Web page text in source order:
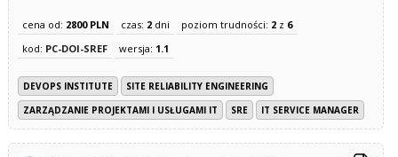
cena od: 2800 PLN czas: 2dni poziom trudności: 2z 6
kod: PC-DOI-SREF wersja: 1.1
DEVOPS INSTITUTE
SITE RELIABILITY ENGINEERING
ZARZĄDZANIE PROJEKTAMI I USŁUGAMI IT
SRE IT SERVICE MANAGER